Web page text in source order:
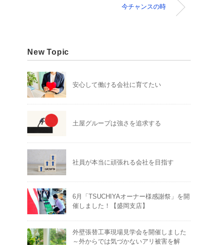
今チャンスの時
New Topic
安心して働ける会社に育てたい
土屋グループは強さを追求する
社員が本当に頑張れる会社を目指す
6月「TSUCHIYAオーナー様感謝祭」を開
催しました！【盛岡支店】
外壁張替工事現場見学会を開催しました
～外からでは気づかないアリ被害を解